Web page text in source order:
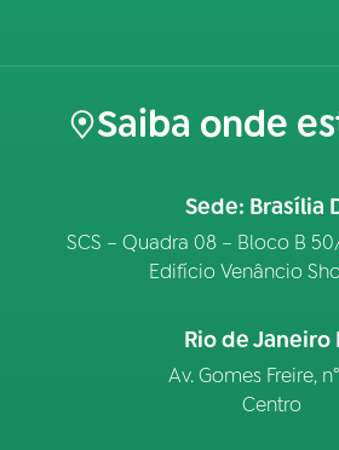
Saiba onde
Sede: Brasília
SCS – Quadra 08 – Bloco B
Edifício Venâncio
Rio de Janeiro
Av. Gomes Freire,
Centro